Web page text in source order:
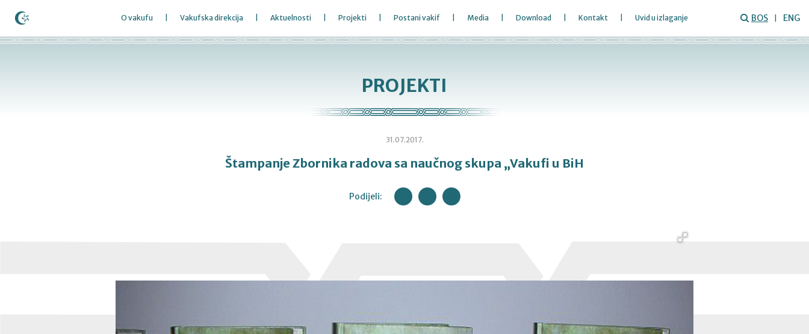
O vakufu Vakufska direkcija Aktuelnosti Projekti Postani vakif Media Download Kontakt Uvid u izlaganje BOS ENG
PROJEKTI
31.07.2017.
Štampanje Zbornika radova sa naučnog skupa „Vakufi u BiH
Podijeli: